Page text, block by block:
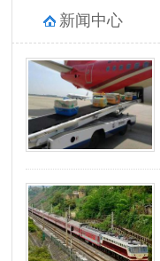
新闻中心